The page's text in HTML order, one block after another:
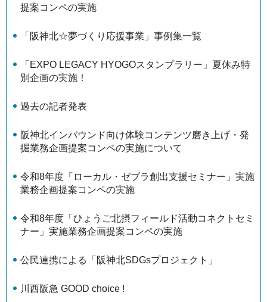
提案コンペの実施
「阪神北☆夢づくり応援事業」事例集一覧
「EXPO LEGACY HYOGOスタンプラリー」夏休み特
別企画の実施！
過去の記者発表
阪神北インバウンド向け体験コンテンツ磨き上げ・発
掘業務企画提案コンペの実施について
令和8年度「ローカル・ゼブラ創出支援セミナー」実施
業務企画提案コンペの実施
令和8年度「ひょうご北摂フィールド活動コネクトセミ
ナー」実施業務企画提案コンペの実施
公民連携による「阪神北SDGsプロジェクト」
川西阪急 GOOD choice !